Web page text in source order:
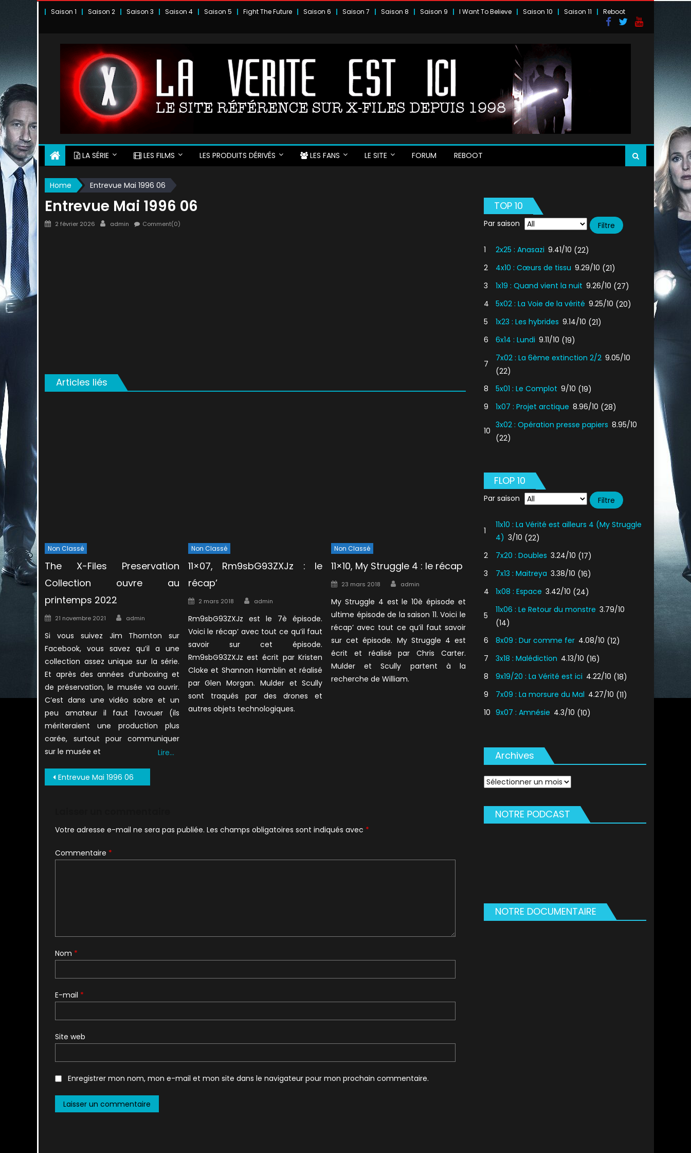
Saison 1 Saison 2 Saison 3 Saison 4 Saison 5 Fight The Future Saison 6 Saison 7 Saison 8 Saison 9 I Want To Believe Saison 10 Saison 11 Reboot
LA SÉRIE LES FILMS LES PRODUITS DÉRIVÉS LES FANS LE SITE FORUM REBOOT
Home Entrevue Mai 1996 06
Entrevue Mai 1996 06
Posted
2 février 2026 Author
admin Comment(0)
Articles liés
Non Classé
The X-Files Preservation
Collection ouvre au
printemps 2022
Posted
21 novembre 2021 Author
admin
Si vous suivez Jim Thornton sur
Facebook, vous savez qu’il a une
collection assez unique sur la série.
Et après des années d’unboxing et
de préservation, le musée va ouvrir.
C’est dans une vidéo sobre et un
peu amateur il faut l’avouer (ils
mériteraient une production plus
carée, surtout pour communiquer
sur le musée et
Lire…
Non Classé
11×07, Rm9sbG93ZXJz : le
récap’
Posted
2 mars 2018 Author
admin
Rm9sbG93ZXJz est le 7è épisode.
Voici le récap’ avec tout ce qu’il faut
savoir sur cet épisode.
Rm9sbG93ZXJz est écrit par Kristen
Cloke et Shannon Hamblin et réalisé
par Glen Morgan. Mulder et Scully
sont traqués par des drones et
autres objets technologiques.
Non Classé
11×10, My Struggle 4 : le récap
Posted
23 mars 2018 Author
admin
My Struggle 4 est le 10è épisode et
ultime épisode de la saison 11. Voici le
récap’ avec tout ce qu’il faut savoir
sur cet épisode. My Struggle 4 est
écrit et réalisé par Chris Carter.
Mulder et Scully partent à la
recherche de William.
Navigation
Entrevue Mai 1996 06
Votre adresse e-mail ne sera pas publiée. Les champs obligatoires sont indiqués avec *
Commentaire *
Nom *
E-mail *
Site web
Enregistrer mon nom, mon e-mail et mon site dans le navigateur pour mon prochain commentaire.
TOP 10
Par saison
1 2x25 : Anasazi 9.41/10 (22)
2
4x10 : Cœurs de tissu 9.29/10 (21)
3
1x19 : Quand vient la nuit 9.26/10 (27)
4
5x02 : La Voie de la vérité 9.25/10 (20)
5
1x23 : Les hybrides 9.14/10 (21)
6
6x14 : Lundi 9.11/10 (19)
7
7x02 : La 6ème extinction 2/2 9.05/10
(22)
8
5x01 : Le Complot 9/10 (19)
9
1x07 : Projet arctique 8.96/10 (28)
10
3x02 : Opération presse papiers 8.95/10
(22)
FLOP 10
Par saison
1
11x10 : La Vérité est ailleurs 4 (My Struggle
4) 3/10 (22)
2
7x20 : Doubles 3.24/10 (17)
3
7x13 : Maitreya 3.38/10 (16)
4
1x08 : Espace 3.42/10 (24)
5
11x06 : Le Retour du monstre 3.79/10
(14)
6
8x09 : Dur comme fer 4.08/10 (12)
7
3x18 : Malédiction 4.13/10 (16)
8
9x19/20 : La Vérité est ici 4.22/10 (18)
9
7x09 : La morsure du Mal 4.27/10 (11)
10 9x07 : Amnésie 4.3/10 (10)
Archives
Archives
NOTRE PODCAST
NOTRE DOCUMENTAIRE